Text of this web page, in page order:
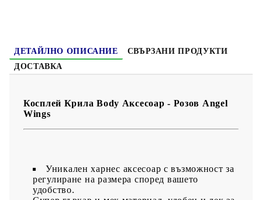
ДЕТАЙЛНО ОПИСАНИЕ
СВЪРЗАНИ ПРОДУКТИ
ДОСТАВКА
Косплей Крила Body Аксесоар - Розов Angel
Wings
Уникален харнес аксесоар с възможност за
регулиране на размера според вашето
удобство.